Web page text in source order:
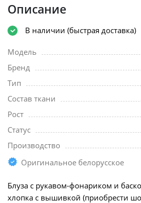
Описание
В наличии (быстрая доставка)
Модель
Бренд
Тип
Состав ткани
Рост
Статус
Производство
Оригинальное белорусское
Блуза с рукавом-фонариком и
хлопка с вышивкой (приобрести